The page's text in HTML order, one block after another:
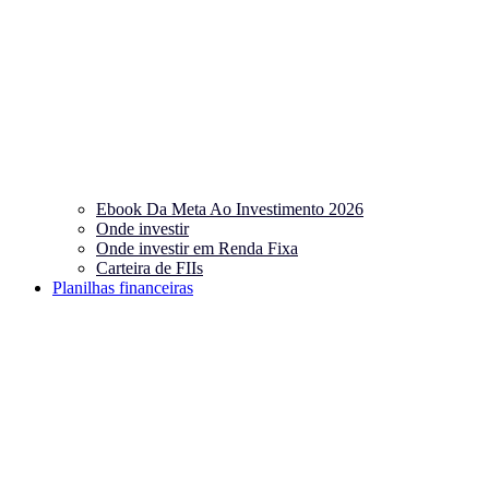
Ebook Da Meta Ao Investimento 2026
Onde investir
Onde investir em Renda Fixa
Carteira de FIIs
Planilhas financeiras